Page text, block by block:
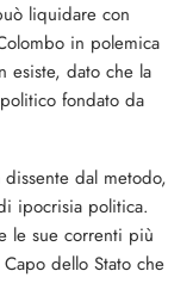
liquidare con
in polemica
esiste, dato che la
fondato da
dal metodo,
ipocrisia politica.
le sue correnti più
dello Stato che